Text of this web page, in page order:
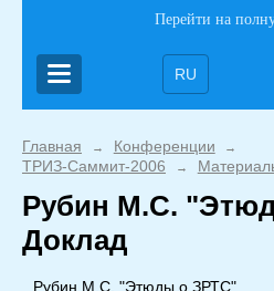
Перейти на
RU
Главная → Конференции →
ТРИЗ-Саммит-2006 →
Рубин М.С.
Доклад
Рубин М.С. "Этюды о ЗРТС"